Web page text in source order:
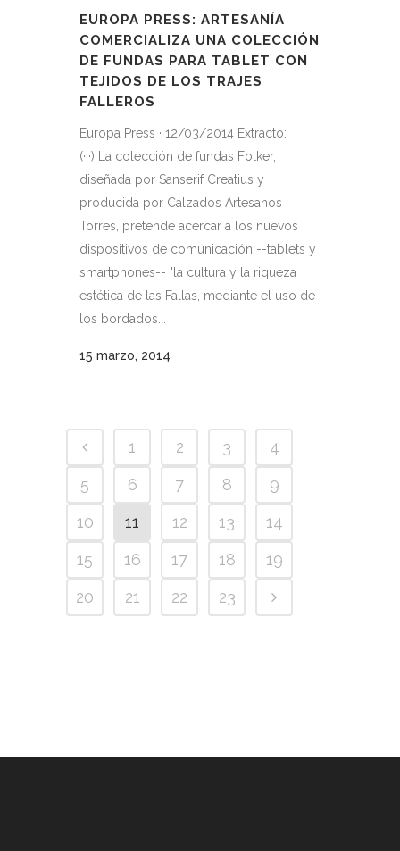
EUROPA PRESS: ARTESANÍA
COMERCIALIZA UNA COLECCIÓN
DE FUNDAS PARA TABLET CON
TEJIDOS DE LOS TRAJES
FALLEROS
Europa Press · 12/03/2014 Extracto:
(···) La colección de fundas Folker,
diseñada por Sanserif Creatius y
producida por Calzados Artesanos
Torres, pretende acercar a los nuevos
dispositivos de comunicación --tablets y
smartphones-- "la cultura y la riqueza
estética de las Fallas, mediante el uso de
los bordados...
15 marzo, 2014
1 2 3
4
5
6 7 8
9
10
11 12 13
14
15
16 17 18
19
20
21 22 23